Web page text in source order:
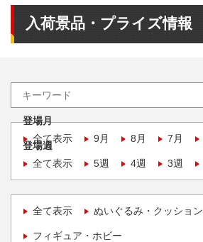
入荷景品・プライズ情報
登場月
全て表示
9月 8月 7月
登場週
全て表示
5週 4週 3週
全て表示 ぬいぐるみ・クッション
フィギュア・ホビー